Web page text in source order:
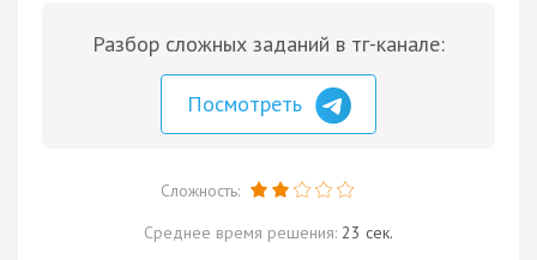
Разбор сложных заданий в тг-канале:
Посмотреть
Сложность:
Среднее время решения: 23 сек.